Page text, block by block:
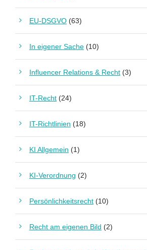
EU-DSGVO (63)
In eigener Sache (10)
Influencer Relations & Recht (3)
IT-Recht (24)
IT-Richtlinien (18)
KI Allgemein (1)
KI-Verordnung (2)
Persönlichkeitsrecht (10)
Recht am eigenen Bild (2)